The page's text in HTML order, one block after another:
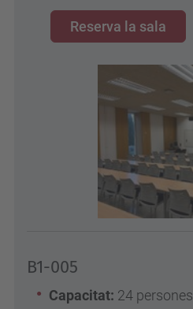
Reserva la sala
B1-005
Capacitat: 24 persones